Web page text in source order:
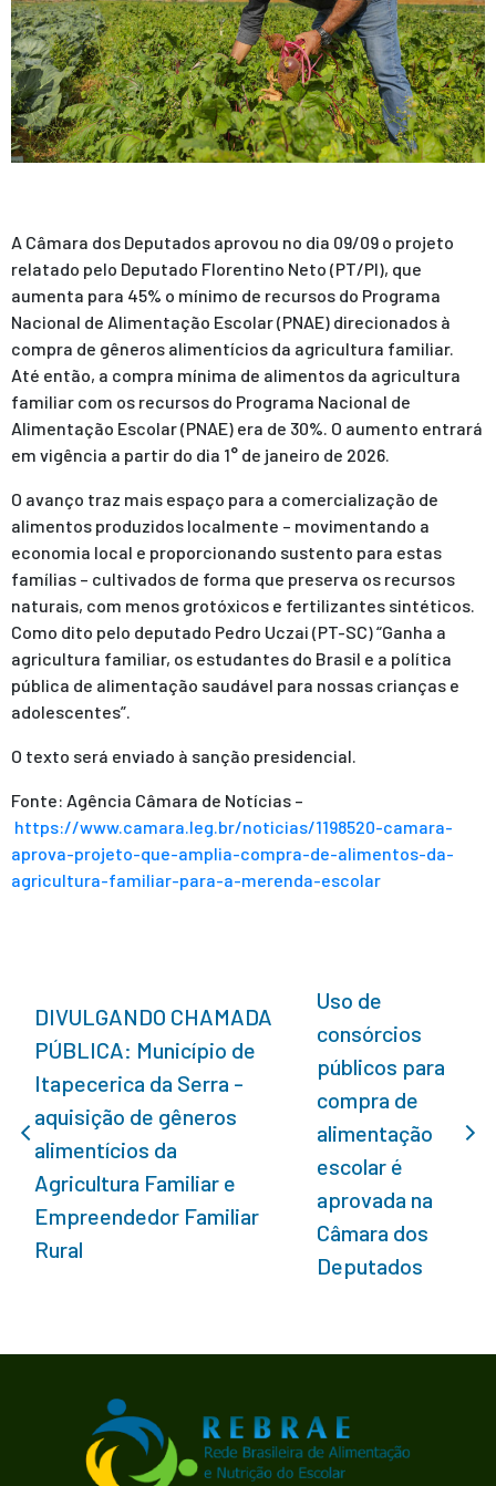
A Câmara dos Deputados aprovou no dia 09/09 o projeto
relatado pelo Deputado Florentino Neto (PT/PI), que
aumenta para 45% o mínimo de recursos do Programa
Nacional de Alimentação Escolar (PNAE) direcionados à
compra de gêneros alimentícios da agricultura familiar.
Até então, a compra mínima de alimentos da agricultura
familiar com os recursos do Programa Nacional de
Alimentação Escolar (PNAE) era de 30%. O aumento entrará
em vigência a partir do dia 1° de janeiro de 2026.
O avanço traz mais espaço para a comercialização de
alimentos produzidos localmente – movimentando a
economia local e proporcionando sustento para estas
famílias – cultivados de forma que preserva os recursos
naturais, com menos grotóxicos e fertilizantes sintéticos.
Como dito pelo deputado Pedro Uczai (PT-SC) “Ganha a
agricultura familiar, os estudantes do Brasil e a política
pública de alimentação saudável para nossas crianças e
adolescentes”.
O texto será enviado à sanção presidencial.
Fonte: Agência Câmara de Notícias –
https://www.camara.leg.br/noticias/1198520-camara-
aprova-projeto-que-amplia-compra-de-alimentos-da-
agricultura-familiar-para-a-merenda-escolar
DIVULGANDO CHAMADA
PÚBLICA: Município de
Itapecerica da Serra -
aquisição de gêneros
alimentícios da
Agricultura Familiar e
Empreendedor Familiar
Rural
Uso de
consórcios
públicos para
compra de
alimentação
escolar é
aprovada na
Câmara dos
Deputados